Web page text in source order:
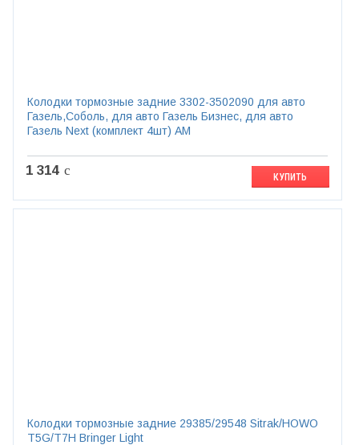
Колодки тормозные задние 3302-3502090 для авто
Газель,Соболь, для авто Газель Бизнес, для авто
Газель Next (комплект 4шт) АМ
1 314 c КУПИТЬ
Колодки тормозные задние 29385/29548 Sitrak/HOWO
T5G/T7H Bringer Light